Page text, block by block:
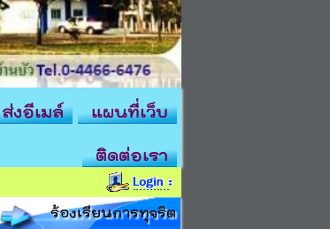
ส่งอีเมล์
แผนที่เว็บ
ติดต่อเรา
ร้องเรียนการทุจริต